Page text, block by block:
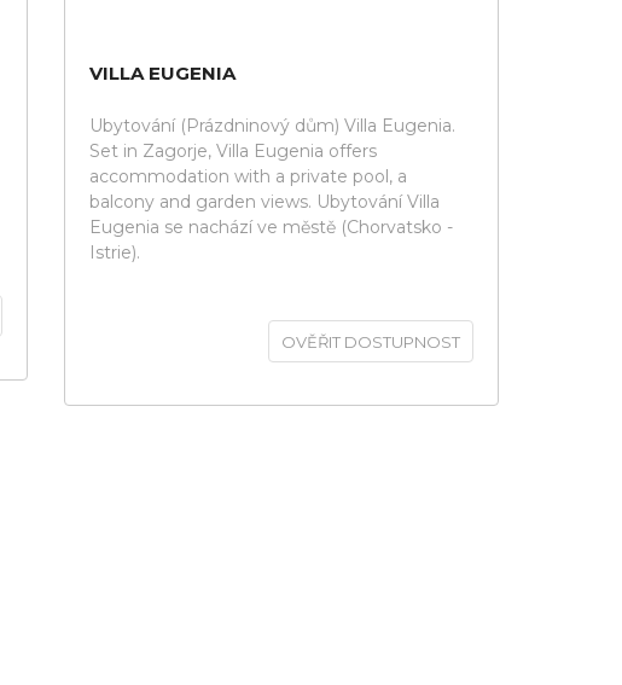
VILLA EUGENIA
Ubytování (Prázdninový dům) Villa Eugenia.
Set in Zagorje, Villa Eugenia offers
accommodation with a private pool, a
balcony and garden views. Ubytování Villa
Eugenia se nachází ve městě (Chorvatsko -
Istrie).
OVĚŘIT DOSTUPNOST